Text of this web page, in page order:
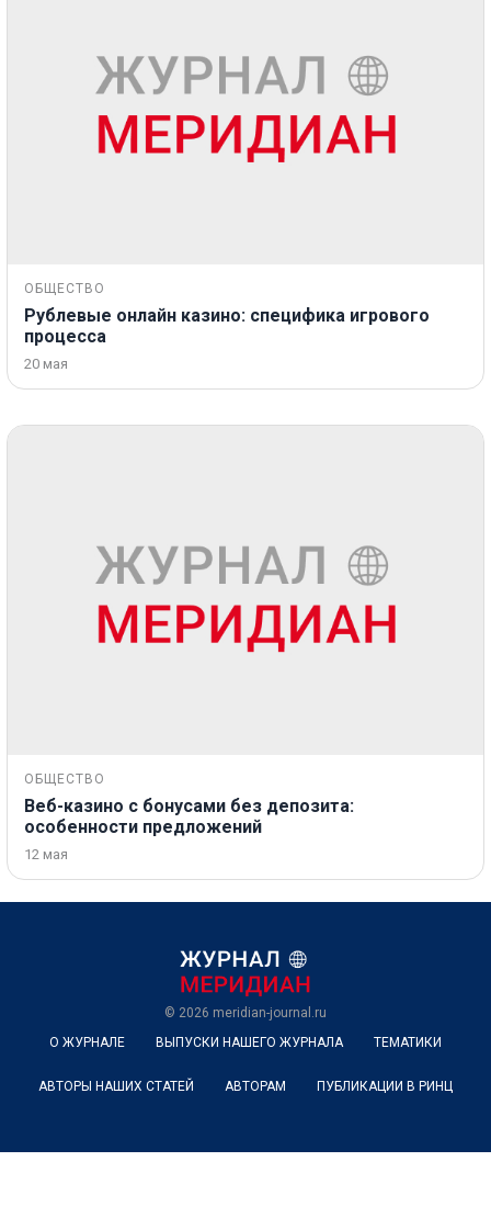
ОБЩЕСТВО
Рублевые онлайн казино: специфика игрового
процесса
20 мая
ОБЩЕСТВО
Веб-казино с бонусами без депозита:
особенности предложений
12 мая
© 2026 meridian-journal.ru
О ЖУРНАЛЕ
ВЫПУСКИ НАШЕГО ЖУРНАЛА ТЕМАТИКИ
АВТОРЫ НАШИХ СТАТЕЙ АВТОРАМ ПУБЛИКАЦИИ В РИНЦ